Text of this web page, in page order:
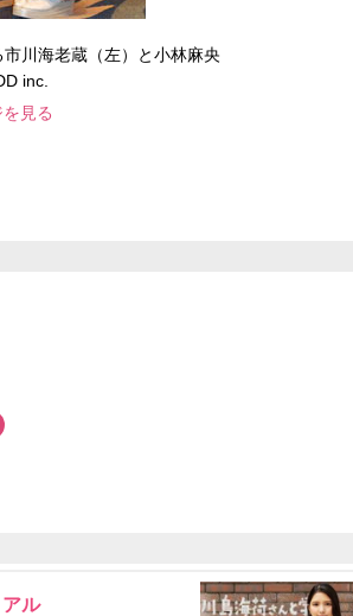
市川海老蔵（左）と小林麻央
DD inc.
見る
ル